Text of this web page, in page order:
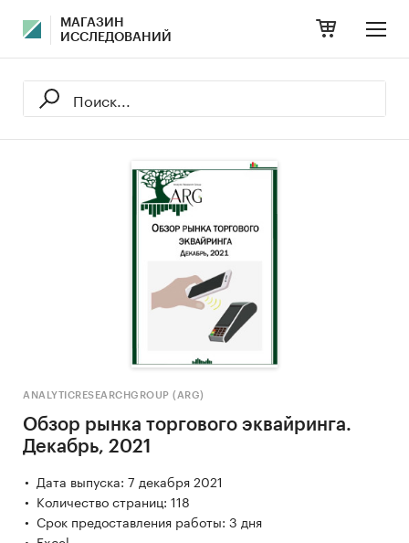
МАГАЗИН
ИССЛЕДОВАНИЙ
ANALYTICRESEARCHGROUP (ARG)
Обзор рынка торгового эквайринга.
Декабрь, 2021
Дата выпуска: 7 декабря 2021
Количество страниц: 118
Срок предоставления работы: 3 дня